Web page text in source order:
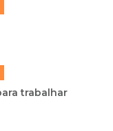
trabalhar